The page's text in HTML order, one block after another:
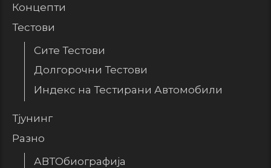
Концепти
Тестови
Сите Тестови
Долгорочни Тестови
Индекс на Тестирани Автомобили
Тјунинг
Разно
АВТОбиографија